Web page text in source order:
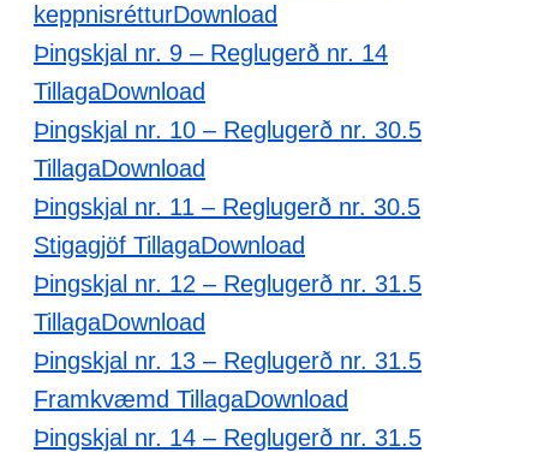
keppnisrétturDownload
Þingskjal nr. 9 – Reglugerð nr. 14
TillagaDownload
Þingskjal nr. 10 – Reglugerð nr. 30.5
TillagaDownload
Þingskjal nr. 11 – Reglugerð nr. 30.5
Stigagjöf TillagaDownload
Þingskjal nr. 12 – Reglugerð nr. 31.5
TillagaDownload
Þingskjal nr. 13 – Reglugerð nr. 31.5
Framkvæmd TillagaDownload
Þingskjal nr. 14 – Reglugerð nr. 31.5